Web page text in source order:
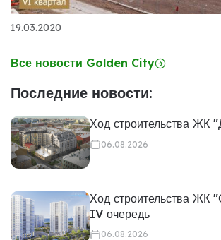
19.03.2020
Все новости Golden City
Последние новости:
Ход строительства ЖК
06.08.2026
Ход строительства ЖК
IV очередь
06.08.2026